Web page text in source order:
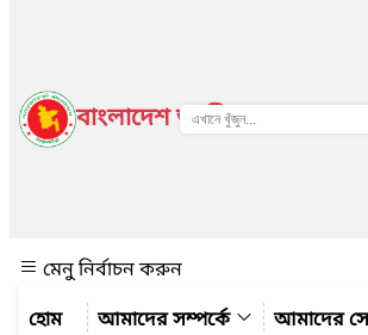
বাংলাদেশ জাতীয় তথ্য বাতায়ন
মেনু নির্বাচন করুন
আমাদের সম্পর্কে
আমাদের